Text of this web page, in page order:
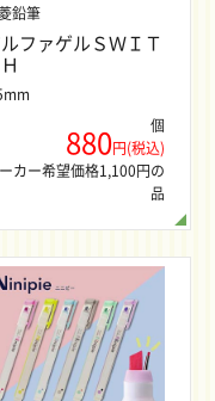
鉛筆
ファゲルＳＷＩＴ
個
880円(税込)
カー希望価格1,100円の
品